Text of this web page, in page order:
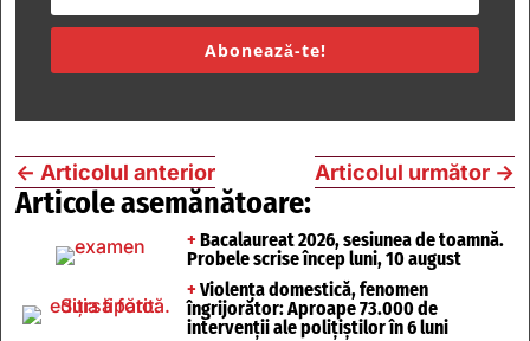
Abonează-te!
← Articolul anterior Articolul următor →
Articole asemănătoare:
+ Bacalaureat 2026, sesiunea de toamnă.
Probele scrise încep luni, 10 august
+ Violența domestică, fenomen
îngrijorător: Aproape 73.000 de
intervenții ale polițiștilor în 6 luni